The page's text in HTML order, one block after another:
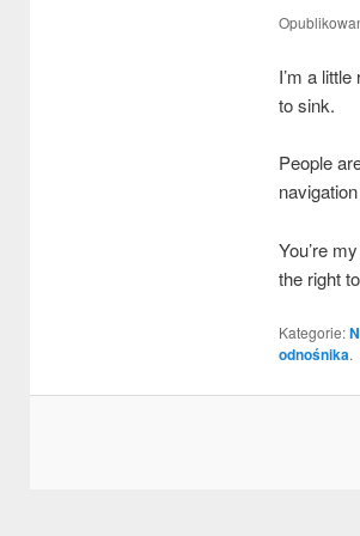
I’m a
to sink.
People
You’re
the right
Kategorie:
odnośnika.